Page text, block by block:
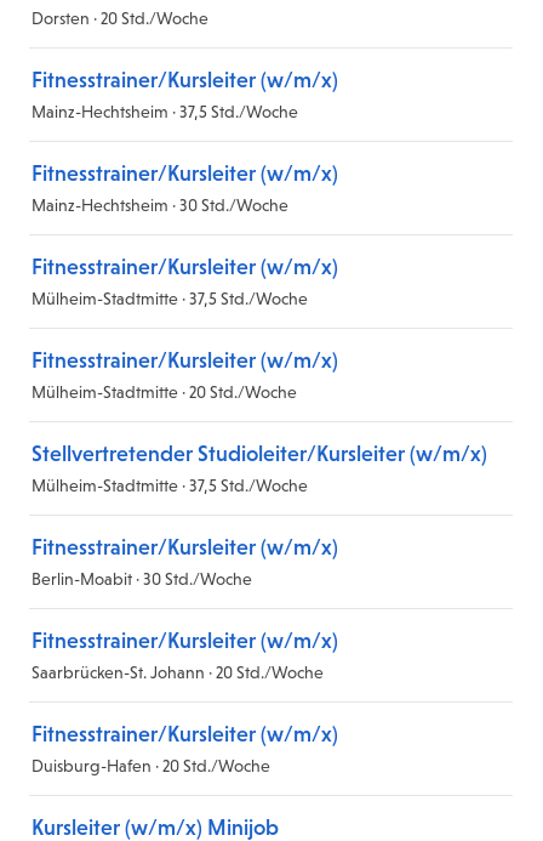
Dorsten · 20 Std./Woche
Fitnesstrainer/Kursleiter (w/m/x)
Mainz-Hechtsheim · 37,5 Std./Woche
Fitnesstrainer/Kursleiter (w/m/x)
Mainz-Hechtsheim · 30 Std./Woche
Fitnesstrainer/Kursleiter (w/m/x)
Mülheim-Stadtmitte · 37,5 Std./Woche
Fitnesstrainer/Kursleiter (w/m/x)
Mülheim-Stadtmitte · 20 Std./Woche
Stellvertretender Studioleiter/Kursleiter (w/m/x)
Mülheim-Stadtmitte · 37,5 Std./Woche
Fitnesstrainer/Kursleiter (w/m/x)
Berlin-Moabit · 30 Std./Woche
Fitnesstrainer/Kursleiter (w/m/x)
Saarbrücken-St. Johann · 20 Std./Woche
Fitnesstrainer/Kursleiter (w/m/x)
Duisburg-Hafen · 20 Std./Woche
Kursleiter (w/m/x) Minijob